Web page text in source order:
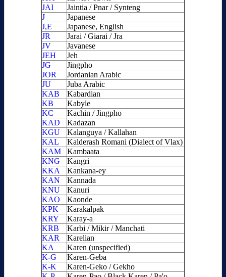
JAI
Jaintia / Pnar / Synteng
J
Japanese
J,E
Japanese, English
JR
Jarai / Giarai / Jra
JV
Javanese
JEH
Jeh
JG
Jingpho
JOR
Jordanian Arabic
JU
Juba Arabic
KAB
Kabardian
KB
Kabyle
KC
Kachin / Jingpho
KAD
Kadazan
KGU
Kalanguya / Kallahan
KAL
Kalderash Romani (Dialect of Vlax)
KAM
Kambaata
KNG
Kangri
KKA
Kankana-ey
KAN
Kannada
KNU
Kanuri
KAO
Kaonde
KPK
Karakalpak
KRY
Karay-a
KRB
Karbi / Mikir / Manchati
KAR
Karelian
KA
Karen (unspecified)
K-G
Karen-Geba
K-K
Karen-Geko / Gekho